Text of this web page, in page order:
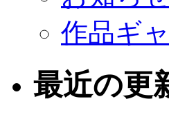
作品ギ
最近の更